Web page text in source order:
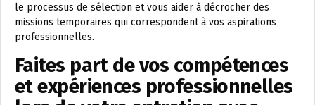
le processus de sélection et vous aider à décrocher des
missions temporaires qui correspondent à vos aspirations
professionnelles.
Faites part de vos compétences
et expériences professionnelles